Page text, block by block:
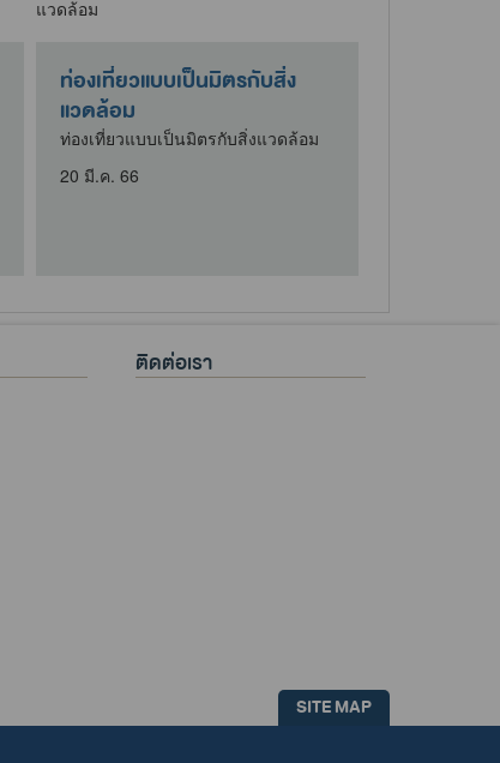
ท่องเที่ยวแบบเป็นมิตรกับสิ่ง
แวดล้อม
ท่องเที่ยวแบบเป็นมิตรกับสิ่งแวดล้อม
20 มี.ค. 66
ติดต่อเรา
SITE MAP